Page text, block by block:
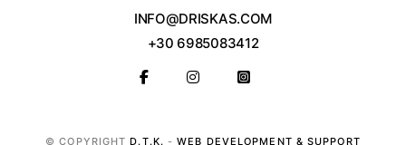
INFO@DRISKAS.COM
+30 6985083412
© COPYRIGHTD.T.K. -WEB DEVELOPMENT & SUPPORT